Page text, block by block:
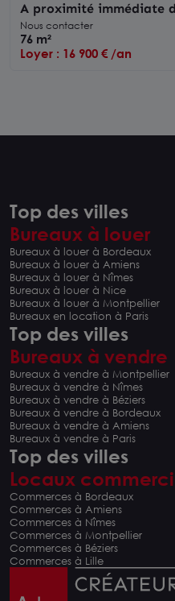
A proximité immédiate
Nous contacter
76 m²
Loyer : 16 900 € /an
Top des villes
Bureaux à louer
Bureaux à louer à Bordeaux
Bureaux à louer à Amiens
Bureaux à louer à Nîmes
Bureaux à louer à Nice
Bureaux à louer à Montpellier
Bureaux en location à Paris
Top des villes
Bureaux à vendre
Bureaux à vendre à Montpellier
Bureaux à vendre à Nîmes
Bureaux à vendre à Béziers
Bureaux à vendre à Bordeaux
Bureaux à vendre à Amiens
Bureaux à vendre à Paris
Top des villes
Locaux
Commerces à Bordeaux
Commerces à Amiens
Commerces à Nîmes
Commerces à Montpellier
Commerces à Béziers
Commerces à Lille